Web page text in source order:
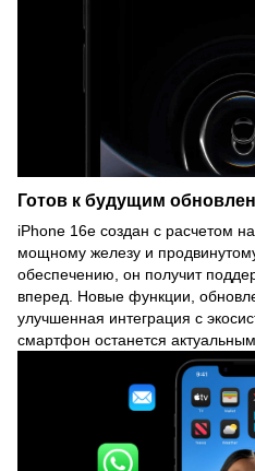
Готов к будущим
iPhone 16e создан с расчетом
мощному железу и
обеспечению, он получит
вперед. Новые функции,
улучшенная интеграция с
смартфон останется